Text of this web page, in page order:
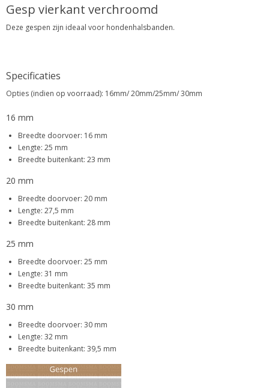
Gesp vierkant verchroomd
Deze gespen zijn ideaal voor hondenhalsbanden.
Specificaties
Opties (indien op voorraad): 16mm/ 20mm/25mm/ 30mm
16 mm
Breedte doorvoer: 16 mm
Lengte: 25 mm
Breedte buitenkant: 23 mm
20 mm
Breedte doorvoer: 20 mm
Lengte: 27,5 mm
Breedte buitenkant: 28 mm
25 mm
Breedte doorvoer: 25 mm
Lengte: 31 mm
Breedte buitenkant: 35 mm
30 mm
Breedte doorvoer: 30 mm
Lengte: 32 mm
Breedte buitenkant: 39,5 mm